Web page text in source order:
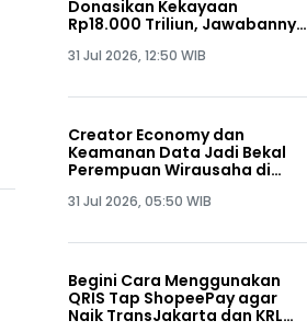
Donasikan Kekayaan
Rp18.000 Triliun, Jawabannya
31 Jul 2026, 12:50 WIB
Creator Economy dan
Keamanan Data Jadi Bekal
Perempuan Wirausaha di
31 Jul 2026, 05:50 WIB
Begini Cara Menggunakan
QRIS Tap ShopeePay agar
Naik TransJakarta dan KRL